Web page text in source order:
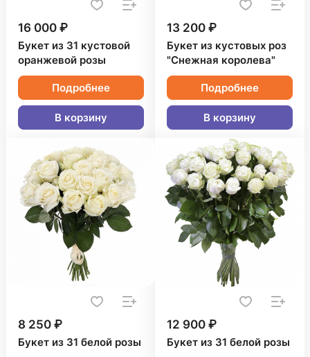
16 000 ₽
Букет из 31 кустовой
оранжевой розы
Подробнее
В корзину
13 200 ₽
Букет из кустовых роз
"Снежная королева"
Подробнее
В корзину
8 250 ₽
Букет из 31 белой розы
12 900 ₽
Букет из 31 белой розы